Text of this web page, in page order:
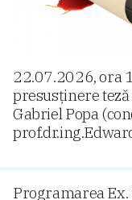
22.07.2026, ora
presusținere
Gabriel Popa
Programarea